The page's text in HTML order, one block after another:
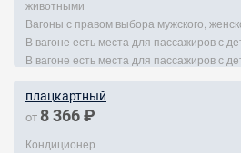
животными
Вагоны с правом выбора мужского,
В вагоне есть места для пассажиров с
В вагоне есть места для пассажиров с
плацкартный
от 8 366 ₽
Кондиционер